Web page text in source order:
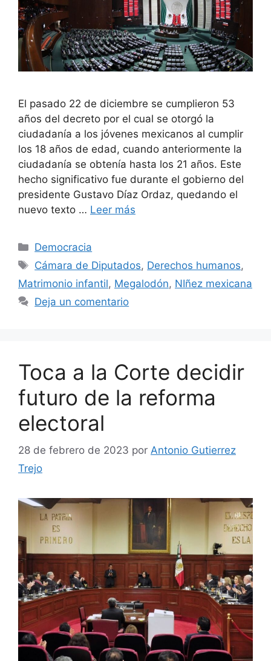
El pasado 22 de diciembre se cumplieron 53
años del decreto por el cual se otorgó la
ciudadanía a los jóvenes mexicanos al cumplir
los 18 años de edad, cuando anteriormente la
ciudadanía se obtenía hasta los 21 años. Este
hecho significativo fue durante el gobierno del
presidente Gustavo Díaz Ordaz, quedando el
nuevo texto … Leer más
Democracia
Cámara de Diputados, Derechos humanos,
Matrimonio infantil, Megalodón, NIñez mexicana
Deja un comentario
Toca a la Corte decidir
futuro de la reforma
electoral
28 de febrero de 2023 por Antonio Gutierrez
Trejo